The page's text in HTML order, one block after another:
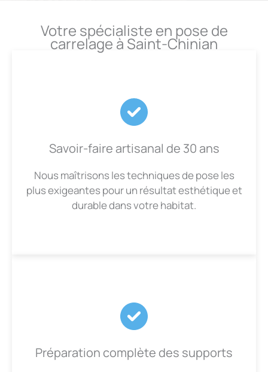
Votre spécialiste en pose de
carrelage à Saint-Chinian
Savoir-faire artisanal de 30 ans
Nous maîtrisons les techniques de pose les
plus exigeantes pour un résultat esthétique et
durable dans votre habitat.
Préparation complète des supports